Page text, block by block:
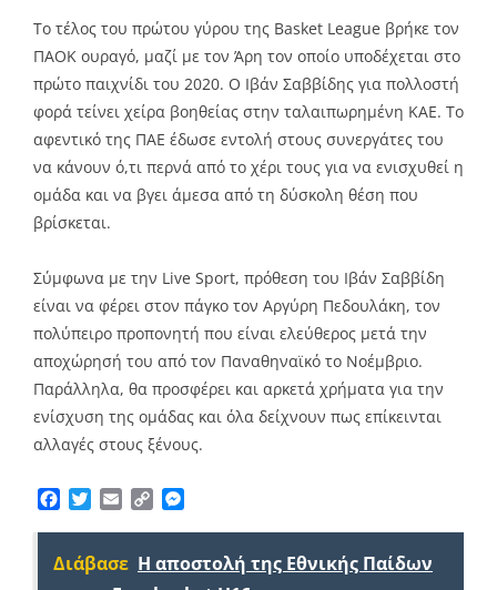
Το τέλος του πρώτου γύρου της Basket League βρήκε τον
ΠΑΟΚ ουραγό, μαζί με τον Άρη τον οποίο υποδέχεται στο
πρώτο παιχνίδι του 2020. Ο Ιβάν Σαββίδης για πολλοστή
φορά τείνει χείρα βοηθείας στην ταλαιπωρημένη ΚΑΕ. Το
αφεντικό της ΠΑΕ έδωσε εντολή στους συνεργάτες του
να κάνουν ό,τι περνά από το χέρι τους για να ενισχυθεί η
ομάδα και να βγει άμεσα από τη δύσκολη θέση που
βρίσκεται.
Σύμφωνα με την Live Sport, πρόθεση του Ιβάν Σαββίδη
είναι να φέρει στον πάγκο τον Αργύρη Πεδουλάκη, τον
πολύπειρο προπονητή που είναι ελεύθερος μετά την
αποχώρησή του από τον Παναθηναϊκό το Νοέμβριο.
Παράλληλα, θα προσφέρει και αρκετά χρήματα για την
ενίσχυση της ομάδας και όλα δείχνουν πως επίκεινται
αλλαγές στους ξένους.
Facebook
TwitterEmailCopy
Διάβασε Η αποστολή της Εθνικής Παίδων